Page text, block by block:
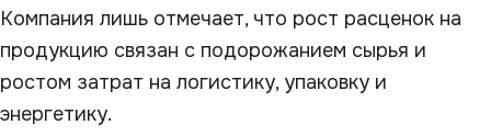
Компания лишь отмечает, что рост расценок на
продукцию связан с подорожанием сырья и
ростом затрат на логистику, упаковку и
энергетику.